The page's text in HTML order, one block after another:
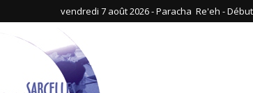
vendredi 7 août 2026 - Paracha ‪ Re'eh‬ - Début